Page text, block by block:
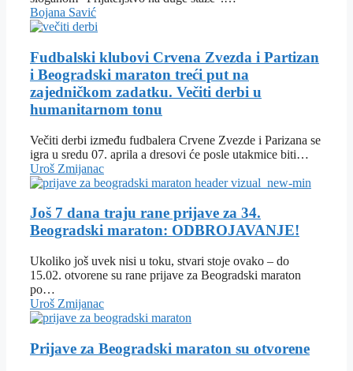
Bojana Savić
Fudbalski klubovi Crvena Zvezda i Partizan
i Beogradski maraton treći put na
zajedničkom zadatku. Večiti derbi u
humanitarnom tonu
Večiti derbi između fudbalera Crvene Zvezde i Parizana se
igra u sredu 07. aprila a dresovi će posle utakmice biti…
Uroš Zmijanac
Još 7 dana traju rane prijave za 34.
Beogradski maraton: ODBROJAVANJE!
Ukoliko još uvek nisi u toku, stvari stoje ovako – do
15.02. otvorene su rane prijave za Beogradski maraton
po…
Uroš Zmijanac
Prijave za Beogradski maraton su otvorene